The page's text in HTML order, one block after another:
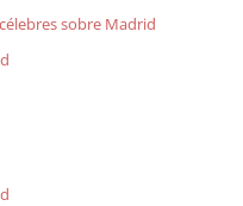
sobre Madrid